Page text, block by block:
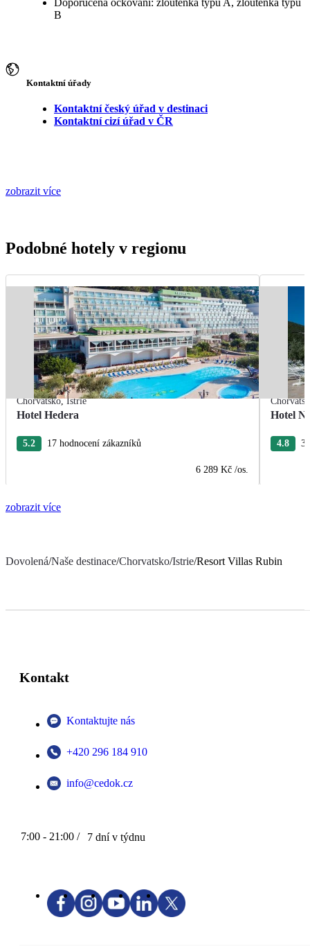
Doporučená očkování: žloutenka typu A, žloutenka typu
B
Kontaktní úřady
Kontaktní český úřad v destinaci
Kontaktní cizí úřad v ČR
zobrazit více
Podobné hotely v regionu
Chorvatsko,Istrie
Hotel Hedera
5.2 17 hodnocení zákazníků
6 289 Kč /os.
Hotel
4.8
zobrazit více
Dovolená/Naše destinace/Chorvatsko/Istrie/Resort Villas Rubin
Kontakt
Kontaktujte nás
+420 296 184 910
info@cedok.cz
7:00 - 21:00 / 7 dní v týdnu